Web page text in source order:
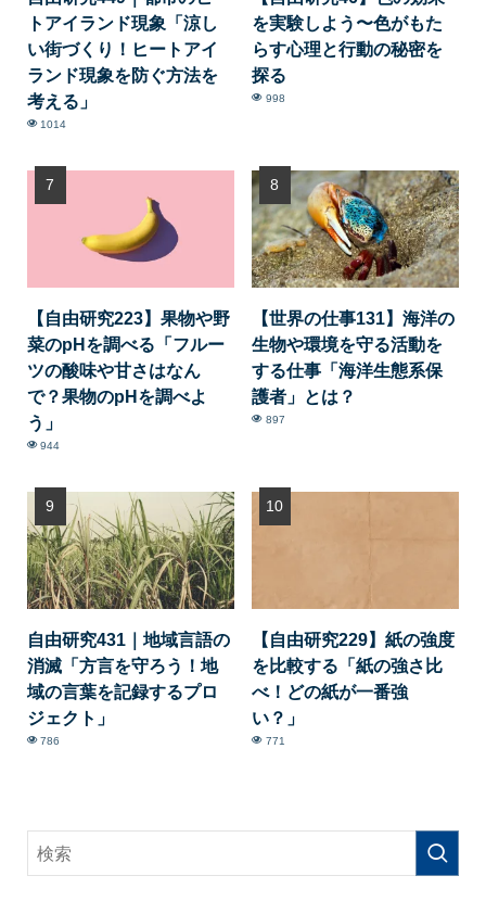
トアイランド現象「涼し
い街づくり！ヒートアイ
ランド現象を防ぐ方法を
考える」
1014
を実験しよう〜色がもた
らす心理と行動の秘密を
探る
998
【自由研究223】果物や野
菜のpHを調べる「フルー
ツの酸味や甘さはなん
で？果物のpHを調べよ
う」
944
【世界の仕事131】海洋の
生物や環境を守る活動を
する仕事「海洋生態系保
護者」とは？
897
自由研究431｜地域言語の
消滅「方言を守ろう！地
域の言葉を記録するプロ
ジェクト」
786
【自由研究229】紙の強度
を比較する「紙の強さ比
べ！どの紙が一番強
い？」
771